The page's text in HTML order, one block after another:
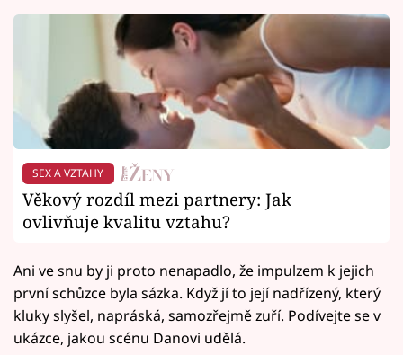
SEX A VZTAHY
Věkový rozdíl mezi partnery: Jak
ovlivňuje kvalitu vztahu?
Ani ve snu by ji proto nenapadlo, že impulzem k jejich
první schůzce byla sázka. Když jí to její nadřízený, který
kluky slyšel, napráská, samozřejmě zuří. Podívejte se v
ukázce, jakou scénu Danovi udělá.